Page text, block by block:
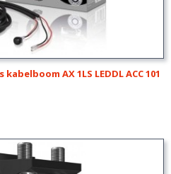
AX 1LS LEDDL ACC 101